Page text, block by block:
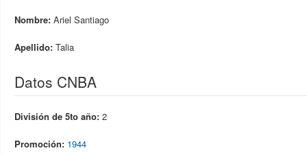
Nombre: Ariel Santiago
Apellido: Talia
Datos CNBA
División de 5to año: 2
Promoción: 1944